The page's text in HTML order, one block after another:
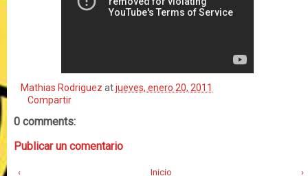
Mathias Rodriguez atjueves, enero 20, 2011
Compartir
0 comments:
Publicar un comentario
‹ ›
Inicio